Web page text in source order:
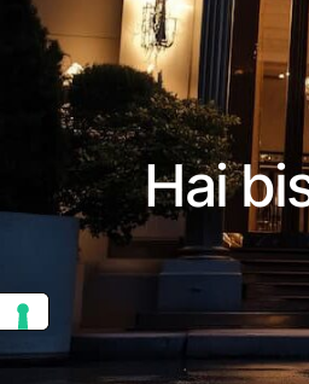
Hai